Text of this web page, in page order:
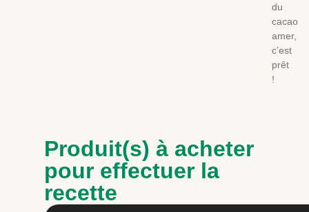
du
cacao
amer,
c’est
prêt
!
Produit(s) à acheter
pour effectuer la
recette